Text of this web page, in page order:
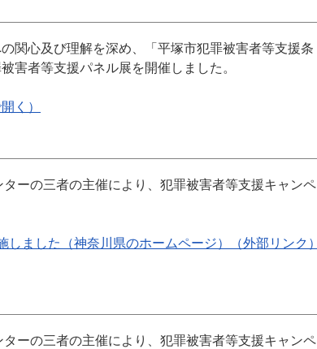
関心及び理解を深め、「平塚市犯罪被害者等支援条
害者等支援パネル展を開催しました。
く）
ーの三者の主催により、犯罪被害者等支援キャンペ
ました（神奈川県のホームページ）（外部リンク）
ーの三者の主催により、犯罪被害者等支援キャンペ